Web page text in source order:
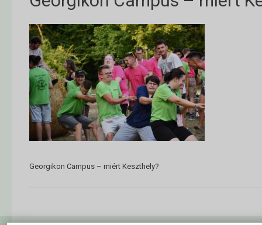
Georgikon Campus – miért Keszthely?